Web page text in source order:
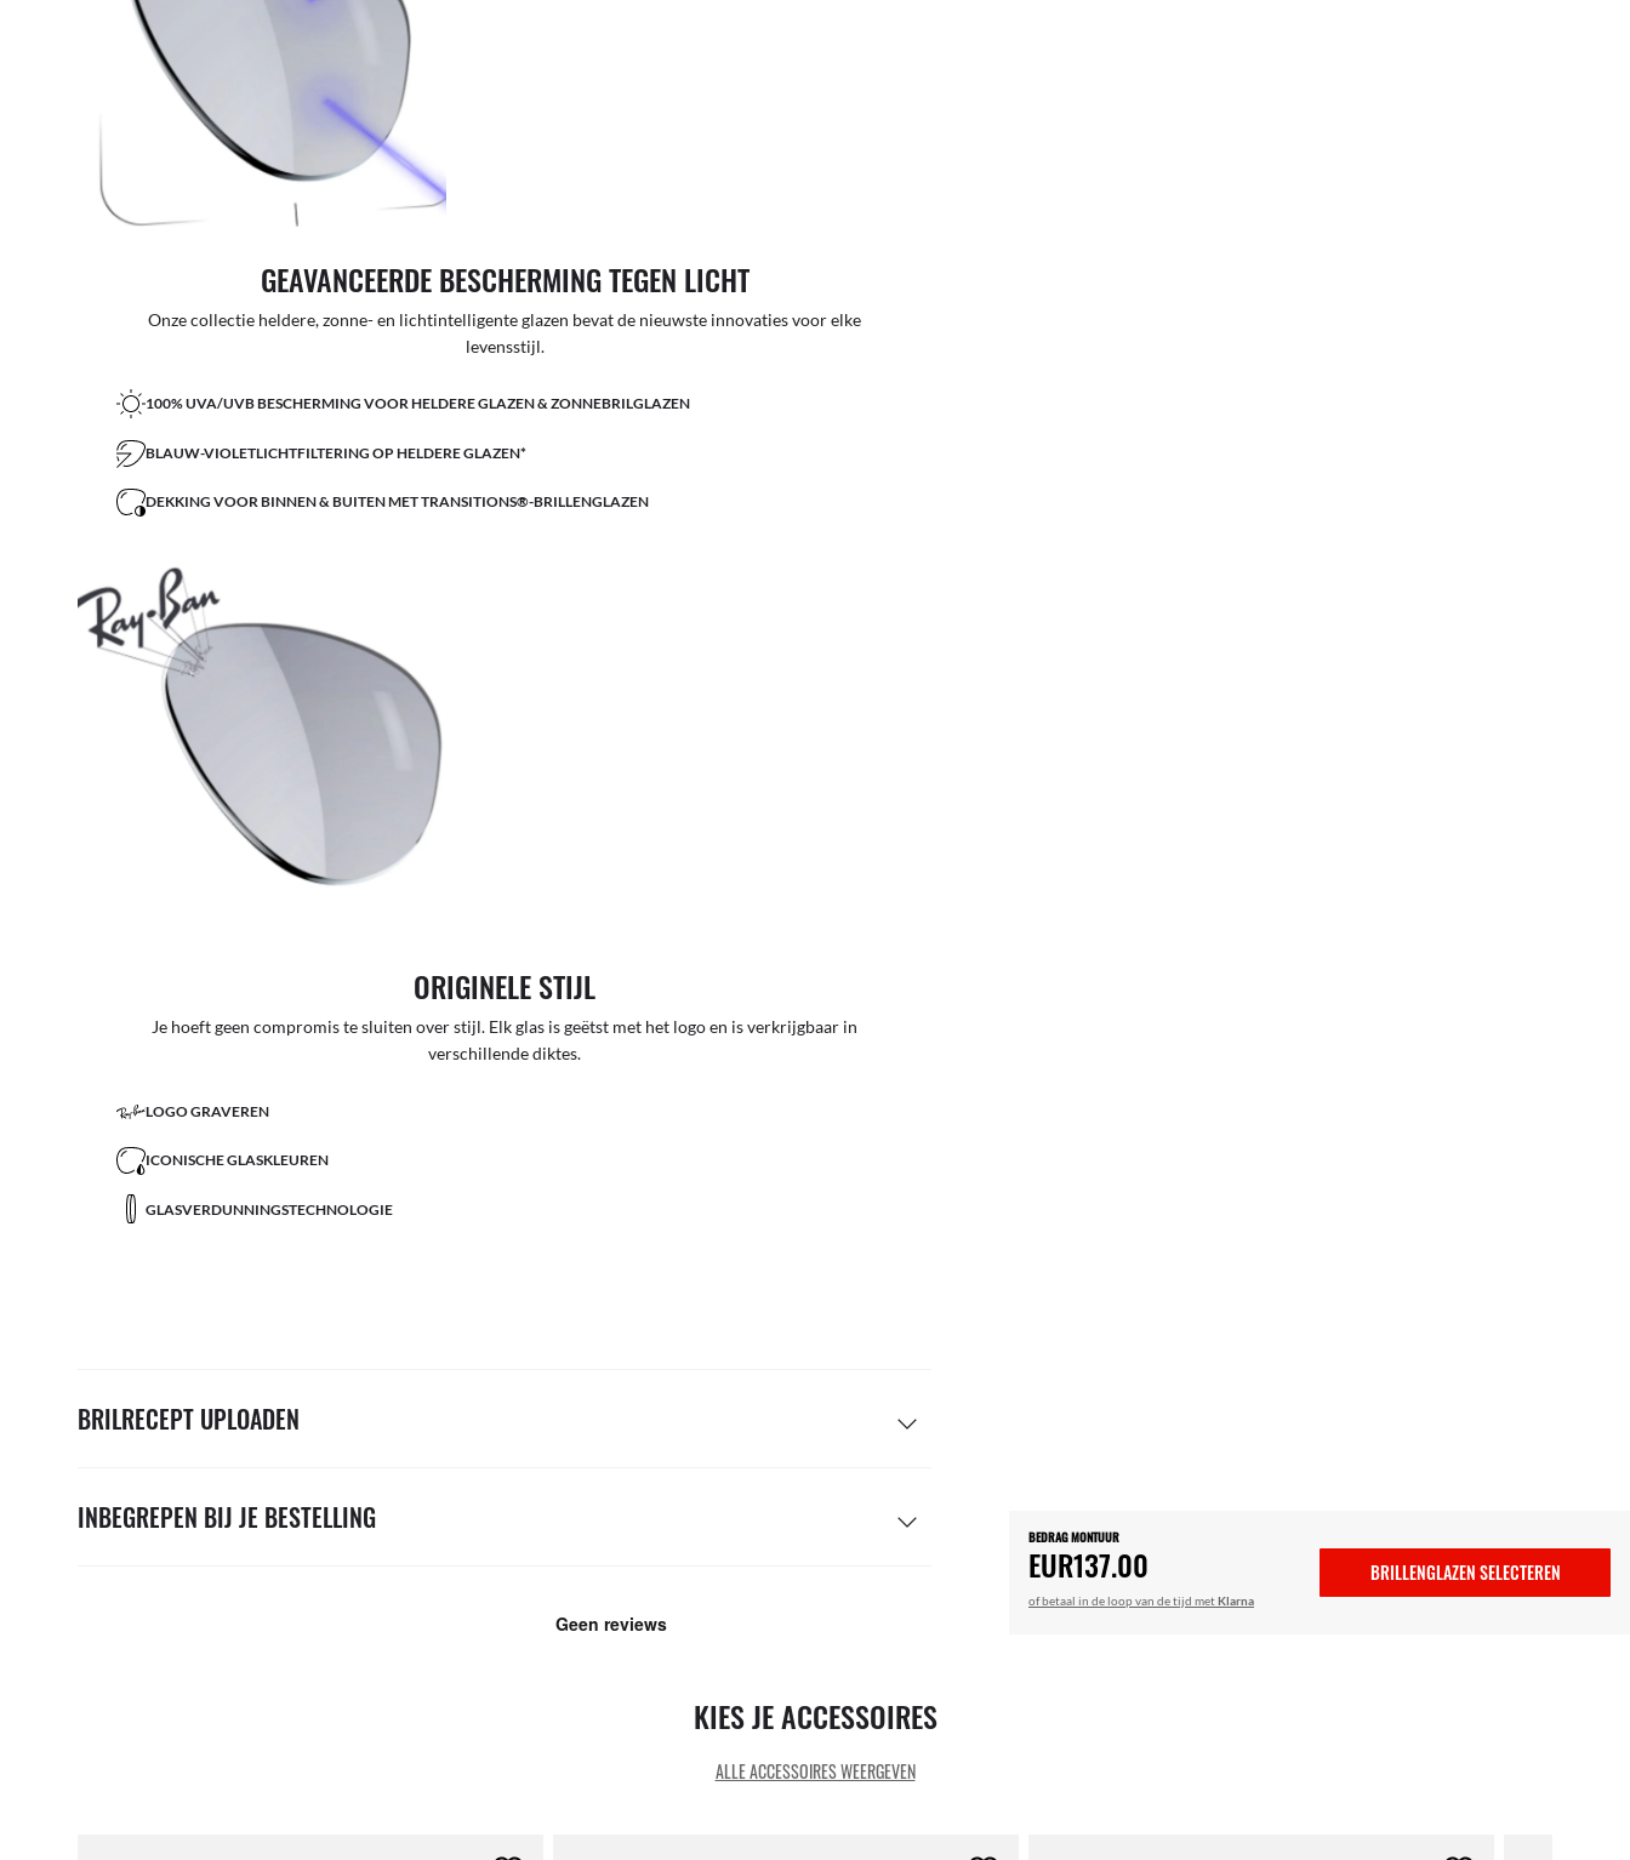
GEAVANCEERDE BESCHERMING TEGEN LICHT
Onze collectie heldere, zonne- en lichtintelligente glazen bevat de nieuwste innovaties voor elke
levensstijl.
100% UVA/UVB BESCHERMING VOOR HELDERE GLAZEN & ZONNEBRILGLAZEN
BLAUW-VIOLETLICHTFILTERING OP HELDERE GLAZEN*
DEKKING VOOR BINNEN & BUITEN MET TRANSITIONS®-BRILLENGLAZEN
ORIGINELE STIJL
Je hoeft geen compromis te sluiten over stijl. Elk glas is geëtst met het logo en is verkrijgbaar in
verschillende diktes.
LOGO GRAVEREN
ICONISCHE GLASKLEUREN
GLASVERDUNNINGSTECHNOLOGIE
BRILRECEPT UPLOADEN
INBEGREPEN BIJ JE BESTELLING
BEDRAG MONTUUR
EUR137.00
of betaal in de loop van de tijd metKlarna
BRILLENGLAZEN SELECTEREN
KIES JE ACCESSOIRES
ALLE ACCESSOIRES WEERGEVEN